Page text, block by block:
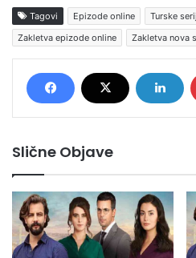
Tagovi Epizode online Turske
Zakletva epizode online
Zakletva nova
Slične Objave